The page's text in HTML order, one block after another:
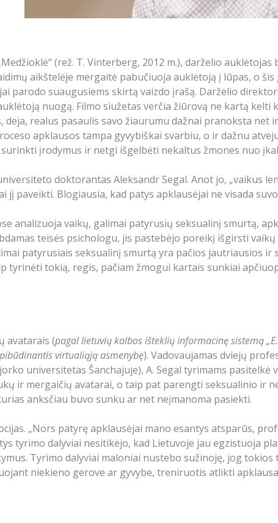
(rež. T. Vinterberg, 2012 m.), darželio auklėtojas
aikštelėje mergaitė pabučiuoja auklėtoją į lūpas, o
parodo suaugusiems skirtą vaizdo įrašą. Darželio
nuogą. Filmo siužetas verčia žiūrovą ne kartą kelti
realus pasaulis savo žiaurumu dažnai pranoksta net
apklausos tampa gyvybiškai svarbiu, o ir dažnu
įrodymus ir netgi išgelbėti nekaltus žmones nuo
doktorantas Aleksandr Segal. Anot jo, „vaikus
paveikti. Blogiausia, kad patys apklausėjai ne visada
analizuoja vaikų, galimai patyrusių seksualinį smurtą,
teisės psichologu, jis pastebėjo poreikį išgirsti
patyrusiais seksualinį smurtą yra pačios jautriausios ir
tyrinėti tokią, regis, pačiam žmogui kartais sunkiai
avatarais (pagal lietuvių kalbos išteklių informacinę sistemą
virtualiąją asmenybę). Vadovaujamas dviejų
universitetas Šanchajuje), A. Segal tyrimams pasitelkė
ir mergaičių avatarai, o taip pat parengti seksualinio ir
anksčiau buvo sunku ar net neįmanoma pasiekti.
„Nors patyrę apklausėjai mano esantys atsparūs,
tyrimo dalyviai nesitikėjo, kad Lietuvoje jau egzistuoja
Tyrimo dalyviai maloniai nustebo sužinoję, jog tokios
niekieno gerove ar gyvybe, treniruotis atlikti